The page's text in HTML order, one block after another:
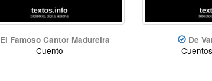
El Famoso Cantor Madureira
Cuento
De